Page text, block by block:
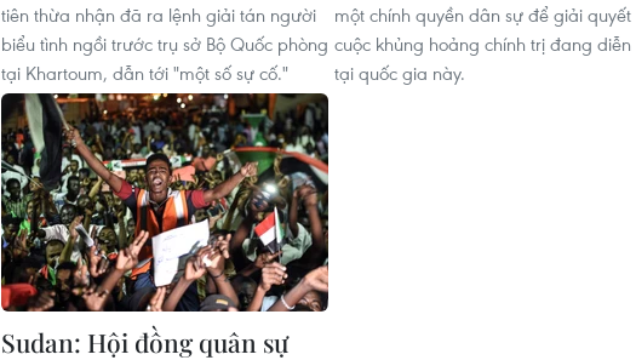
tiên thừa nhận đã ra lệnh giải tán người
biểu tình ngồi trước trụ sở Bộ Quốc phòng
tại Khartoum, dẫn tới "một số sự cố."
một chính quyền dân sự để giải quyết
cuộc khủng hoảng chính trị đang diễn
tại quốc gia này.
Sudan: Hội đồng quân sự